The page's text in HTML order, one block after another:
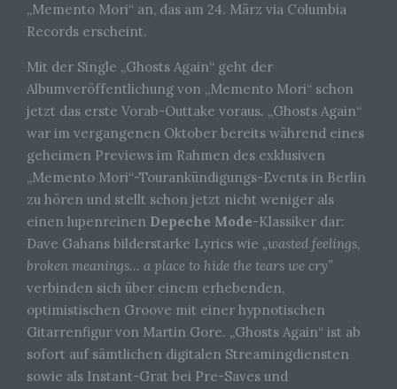
„Memento Mori“ an, das am 24. März via Columbia
Records erscheint.
Mit der Single „Ghosts Again“ geht der
Albumveröffentlichung von „Memento Mori“ schon
jetzt das erste Vorab-Outtake voraus. „Ghosts Again“
war im vergangenen Oktober bereits während eines
geheimen Previews im Rahmen des exklusiven
„Memento Mori“-Tourankündigungs-Events in Berlin
zu hören und stellt schon jetzt nicht weniger als
einen lupenreinen Depeche Mode-Klassiker dar:
Dave Gahans bilderstarke Lyrics wie „wasted feelings,
broken meanings… a place to hide the tears we cry”
verbinden sich über einem erhebenden,
optimistischen Groove mit einer hypnotischen
Gitarrenfigur von Martin Gore. „Ghosts Again“ ist ab
sofort auf sämtlichen digitalen Streamingdiensten
sowie als Instant-Grat bei Pre-Saves und